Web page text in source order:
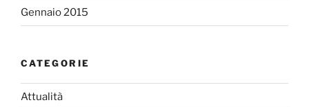
Gennaio 2015
CATEGORIE
Attualità